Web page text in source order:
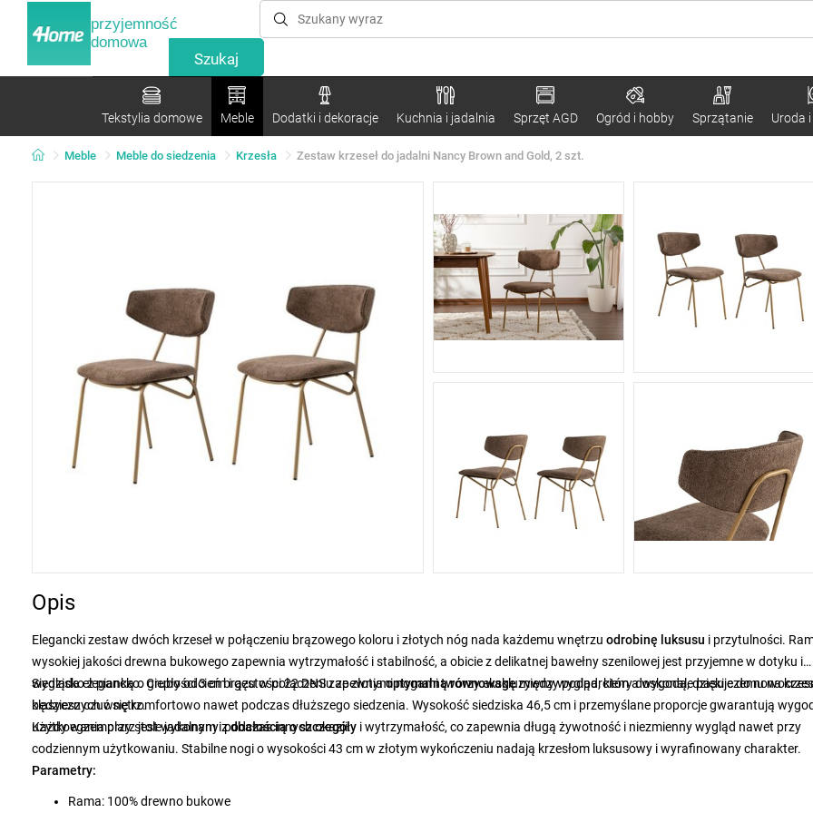
przyjemność
domowa
Tekstylia domowe Meble Dodatki i dekoracje Kuchnia i jadalnia Sprzęt AGD Ogród i hobby Sprzątanie Uroda
Meble Meble do siedzenia Krzesła Zestaw krzeseł do jadalni Nancy Brown and Gold, 2 szt.
Opis
Elegancki zestaw dwóch krzeseł w połączeniu brązowego koloru i złotych nóg nada każdemu wnętrzu odrobinę luksusu i przytulności.
wysokiej jakości drewna bukowego zapewnia wytrzymałość i stabilność, a obicie z delikatnej bawełny szenilowej jest przyjemne w dotyku i
wygląda elegancko. Ciepły odcień brązu w połączeniu ze złotymi nogami tworzy ekskluzywny wygląd, który doskonale pasuje do
klasycznych wnętrz.
Siedzisko z pianką o grubości 3 cm i gęstości 22 DNS zapewniaoptymalną równowagęmiędzy podparciem a wygodą, dzięki czemu na
będziesz czuć się komfortowo nawet podczas dłuższego siedzenia. Wysokość siedziska 46,5 cm i przemyślane proporcje gwarantują
użytkowania przy stole jadalnym i podczas innych okazji.
Każdy egzemplarz jest wykonany zdbałością o szczegóły i wytrzymałość, co zapewnia długą żywotność i niezmienny wygląd nawet przy
codziennym użytkowaniu. Stabilne nogi o wysokości 43 cm w złotym wykończeniu nadają krzesłom luksusowy i wyrafinowany charakter.
Parametry:
Rama: 100% drewno bukowe